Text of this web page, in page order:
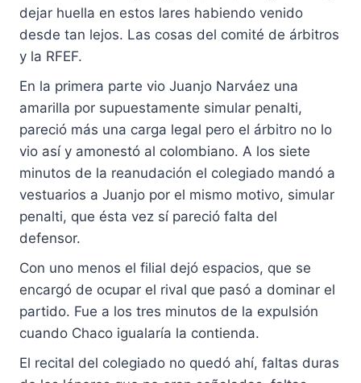
dejar huella en estos lares habiendo venido
desde tan lejos. Las cosas del comité de árbitros
y la RFEF.
En la primera parte vio Juanjo Narváez una
amarilla por supuestamente simular penalti,
pareció más una carga legal pero el árbitro no lo
vio así y amonestó al colombiano. A los siete
minutos de la reanudación el colegiado mandó a
vestuarios a Juanjo por el mismo motivo, simular
penalti, que ésta vez sí pareció falta del
defensor.
Con uno menos el filial dejó espacios, que se
encargó de ocupar el rival que pasó a dominar el
partido. Fue a los tres minutos de la expulsión
cuando Chaco igualaría la contienda.
El recital del colegiado no quedó ahí, faltas duras